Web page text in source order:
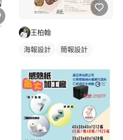
王柏翰
海報設計 簡報設計